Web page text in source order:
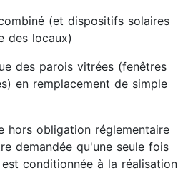
(et dispositifs solaires
des locaux)
des parois vitrées (fenêtres
en remplacement de simple
hors obligation réglementaire
demandée qu'une seule fois
conditionnée à la réalisation